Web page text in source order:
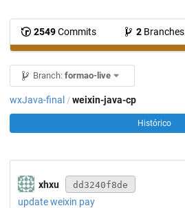
2549Commits 2 Branches
Branch: formao-live
wxJava-final / weixin-java-cp
Histórico
xhxu dd3240f8de
update weixin pay